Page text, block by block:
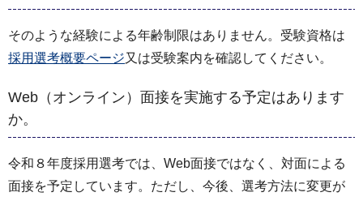
そのような経験による年齢制限はありません。受験資格は
採用選考概要ページ又は受験案内を確認してください。
Web（オンライン）面接を実施する予定はあります
か。
令和８年度採用選考では、Web面接ではなく、対面による
面接を予定しています。ただし、今後、選考方法に変更が